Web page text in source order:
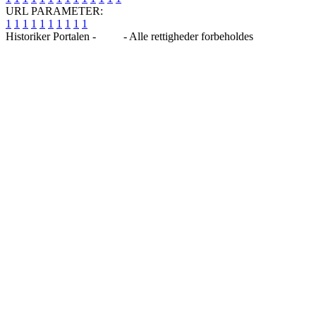
URL PARAMETER:
1 1 1 1 1 1 1 1 1 1
Historiker Portalen -
- Alle rettigheder forbeholdes